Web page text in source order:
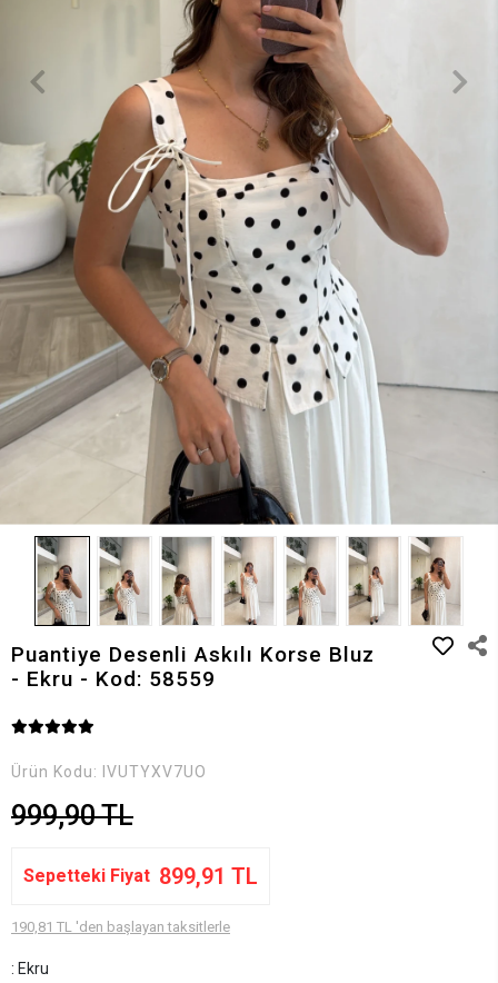
Puantiye Desenli Askılı Korse Bluz
- Ekru - Kod: 58559
Ürün Kodu: IVUTYXV7UO
999,90 TL
Sepetteki Fiyat 899,91 TL
190,81 TL 'den başlayan taksitlerle
: Ekru